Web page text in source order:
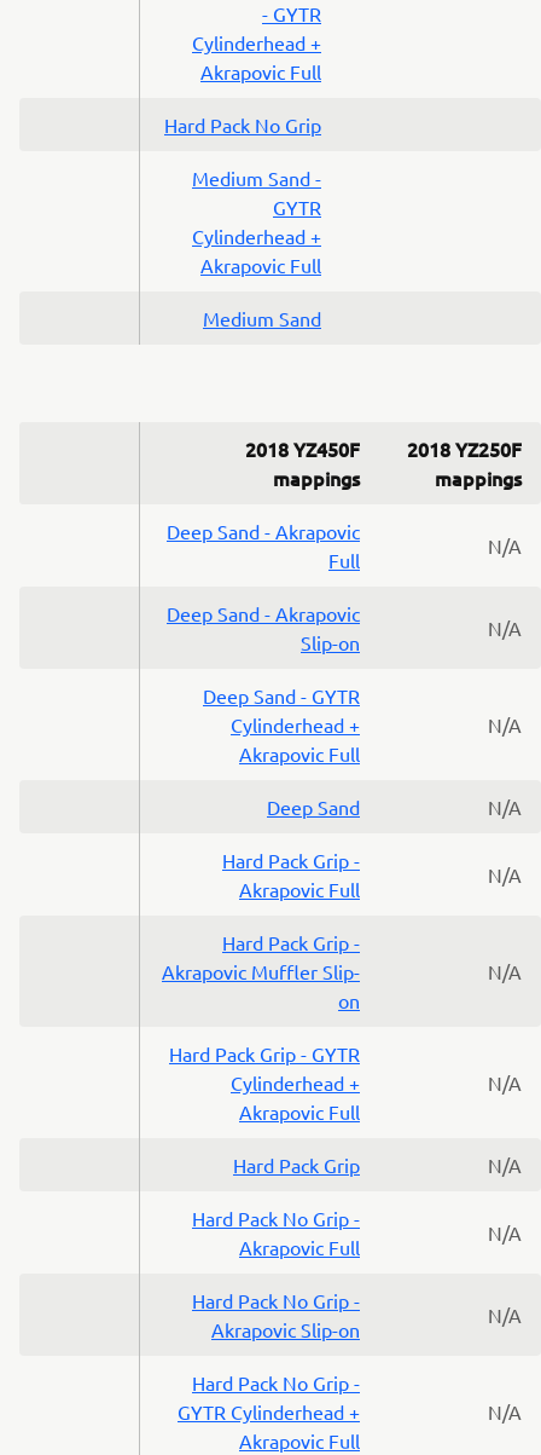
- GYTR
Cylinderhead +
Akrapovic Full
Hard Pack No Grip
Medium Sand -
GYTR
Cylinderhead +
Akrapovic Full
Medium Sand
2018 YZ450F
mappings
2018 YZ250F
mappings
Deep Sand - Akrapovic
Full
N/A
Deep Sand - Akrapovic
Slip-on
N/A
Deep Sand - GYTR
Cylinderhead +
Akrapovic Full
N/A
Deep Sand N/A
Hard Pack Grip -
Akrapovic Full
N/A
Hard Pack Grip -
Akrapovic Muffler Slip-
on
N/A
Hard Pack Grip - GYTR
Cylinderhead +
Akrapovic Full
N/A
Hard Pack Grip N/A
Hard Pack No Grip -
Akrapovic Full
N/A
Hard Pack No Grip -
Akrapovic Slip-on
N/A
Hard Pack No Grip -
GYTR Cylinderhead +
Akrapovic Full
N/A